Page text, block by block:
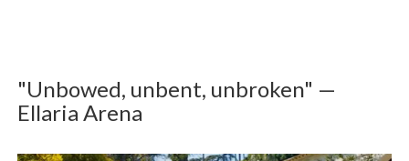
"Unbowed, unbent, unbroken" —
Ellaria Arena